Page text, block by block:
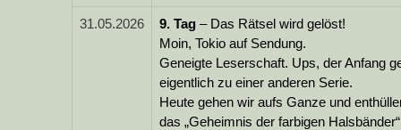
31.05.2026 9. Tag – Das Rätsel wird gelöst!
Moin, Tokio auf Sendung.
Geneigte Leserschaft. Ups, der Anfang
eigentlich zu einer anderen Serie.
Heute gehen wir aufs Ganze und
das „Geheimnis der farbigen Halsbänder“